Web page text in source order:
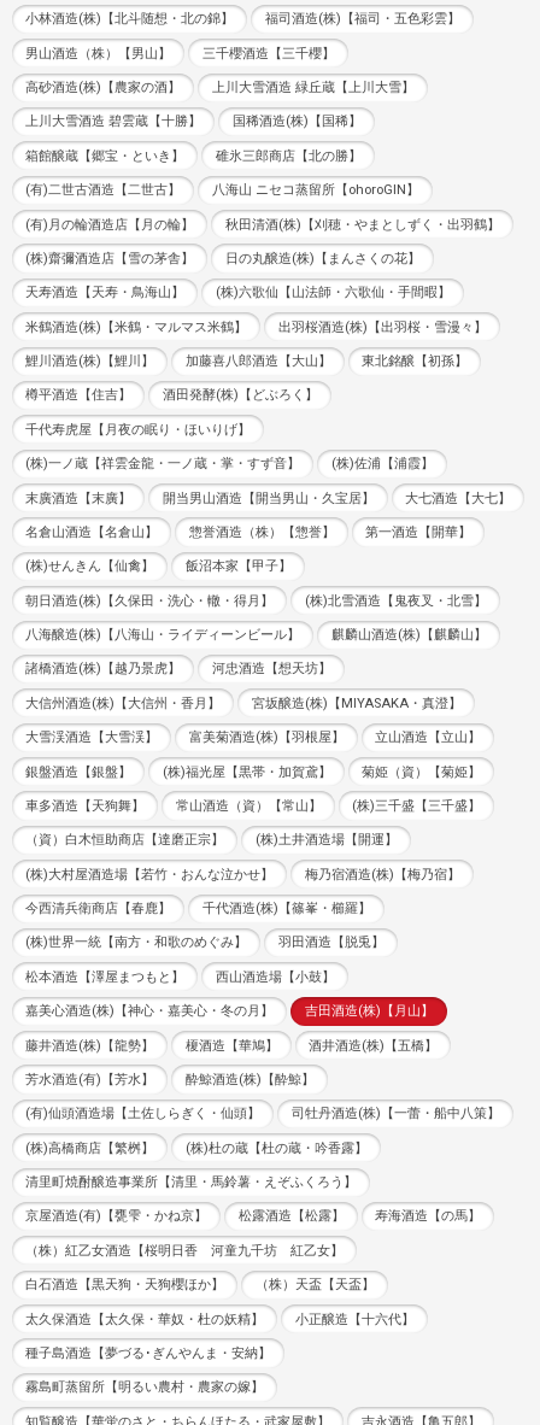
小林酒造(株)【北斗随想・北の錦】 福司酒造(株)【福司・五色彩雲】
男山酒造（株）【男山】 三千櫻酒造【三千櫻】
高砂酒造(株)【農家の酒】 上川大雪酒造 緑丘蔵【上川大雪】
上川大雪酒造 碧雲蔵【十勝】 国稀酒造(株)【国稀】
箱館醸蔵【郷宝・といき】 碓氷三郎商店【北の勝】
(有)二世古酒造【二世古】 八海山 ニセコ蒸留所【ohoroGIN】
(有)月の輪酒造店【月の輪】 秋田清酒(株)【刈穂・やまとしずく・出羽鶴】
(株)齋彌酒造店【雪の茅舎】 日の丸醸造(株)【まんさくの花】
天寿酒造【天寿・鳥海山】 (株)六歌仙【山法師・六歌仙・手間暇】
米鶴酒造(株)【米鶴・マルマス米鶴】 出羽桜酒造(株)【出羽桜・雪漫々】
鯉川酒造(株)【鯉川】 加藤喜八郎酒造【大山】 東北銘醸【初孫】
樽平酒造【住吉】 酒田発酵(株)【どぶろく】
千代寿虎屋【月夜の眠り・ほいりげ】
(株)一ノ蔵【祥雲金龍・一ノ蔵・掌・すず音】 (株)佐浦【浦霞】
末廣酒造【末廣】 開当男山酒造【開当男山・久宝居】 大七酒造【大七】
名倉山酒造【名倉山】 惣誉酒造（株）【惣誉】 第一酒造【開華】
(株)せんきん【仙禽】 飯沼本家【甲子】
朝日酒造(株)【久保田・洗心・轍・得月】 (株)北雪酒造【鬼夜叉・北雪】
八海醸造(株)【八海山・ライディーンビール】 麒麟山酒造(株)【麒麟山】
諸橋酒造(株)【越乃景虎】 河忠酒造【想天坊】
大信州酒造(株)【大信州・香月】 宮坂醸造(株)【MIYASAKA・真澄】
大雪渓酒造【大雪渓】 富美菊酒造(株)【羽根屋】 立山酒造【立山】
銀盤酒造【銀盤】 (株)福光屋【黒帯・加賀鳶】 菊姫（資）【菊姫】
車多酒造【天狗舞】 常山酒造（資）【常山】 (株)三千盛【三千盛】
（資）白木恒助商店【達磨正宗】 (株)土井酒造場【開運】
(株)大村屋酒造場【若竹・おんな泣かせ】 梅乃宿酒造(株)【梅乃宿】
今西清兵衛商店【春鹿】 千代酒造(株)【篠峯・櫛羅】
(株)世界一統【南方・和歌のめぐみ】 羽田酒造【脱兎】
松本酒造【澤屋まつもと】 西山酒造場【小鼓】
嘉美心酒造(株)【神心・嘉美心・冬の月】 吉田酒造(株)【月山】
藤井酒造(株)【龍勢】 榎酒造【華鳩】 酒井酒造(株)【五橋】
芳水酒造(有)【芳水】 酔鯨酒造(株)【酔鯨】
(有)仙頭酒造場【土佐しらぎく・仙頭】 司牡丹酒造(株)【一蕾・船中八策】
(株)高橋商店【繁桝】 (株)杜の蔵【杜の蔵・吟香露】
清里町焼酎醸造事業所【清里・馬鈴薯・えぞふくろう】
京屋酒造(有)【甕雫・かね京】 松露酒造【松露】 寿海酒造【の馬】
（株）紅乙女酒造【桜明日香 河童九千坊 紅乙女】
白石酒造【黒天狗・天狗櫻ほか】 （株）天盃【天盃】
太久保酒造【太久保・華奴・杜の妖精】 小正醸造【十六代】
種子島酒造【夢づる･ぎんやんま・安納】
霧島町蒸留所【明るい農村・農家の嫁】
知覧醸造【華蛍のさと・ちらんほたる・武家屋敷】 吉永酒造【亀五郎】